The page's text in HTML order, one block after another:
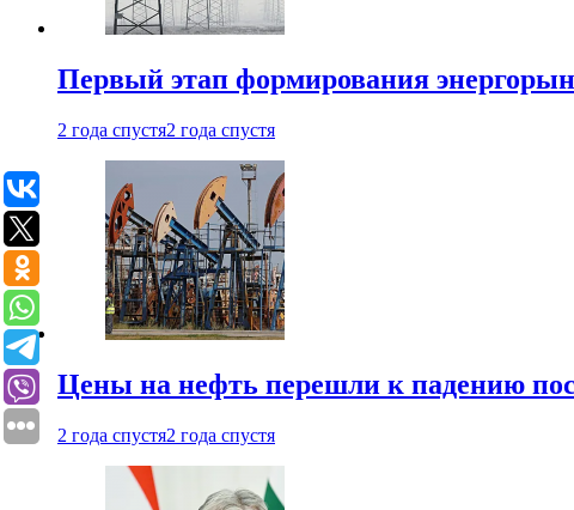
Первый этап формирования
2 года спустя2 года спустя
Цены на нефть перешли к падению
2 года спустя2 года спустя